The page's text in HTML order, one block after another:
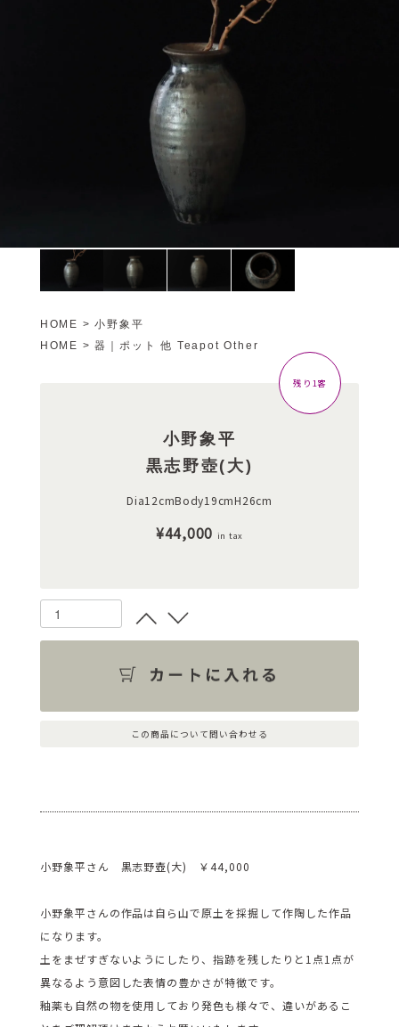
HOME >小野象平
HOME >器｜ポット 他 Teapot Other
小野象平
黒志野壺(大)
Dia12cmBody19cmH26cm
¥44,000 in tax
残り1客
この商品について問い合わせる
小野象平さん 黒志野壺(大) ￥44,000
小野象平さんの作品は自ら山で原土を採掘して作陶した作品
になります。
土をまぜすぎないようにしたり、指跡を残したりと1点1点が
異なるよう意図した表情の豊かさが特徴です。
釉薬も自然の物を使用しており発色も様々で、違いがあるこ